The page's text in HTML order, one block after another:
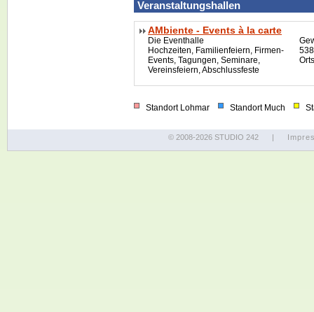
Veranstaltungshallen
AMbiente - Events à la carte
Die Eventhalle
Hochzeiten, Familienfeiern, Firmen-
Events, Tagungen, Seminare,
Vereinsfeiern, Abschlussfeste
Standort Lohmar Standort Much
© 2008-2026 STUDIO 242 |